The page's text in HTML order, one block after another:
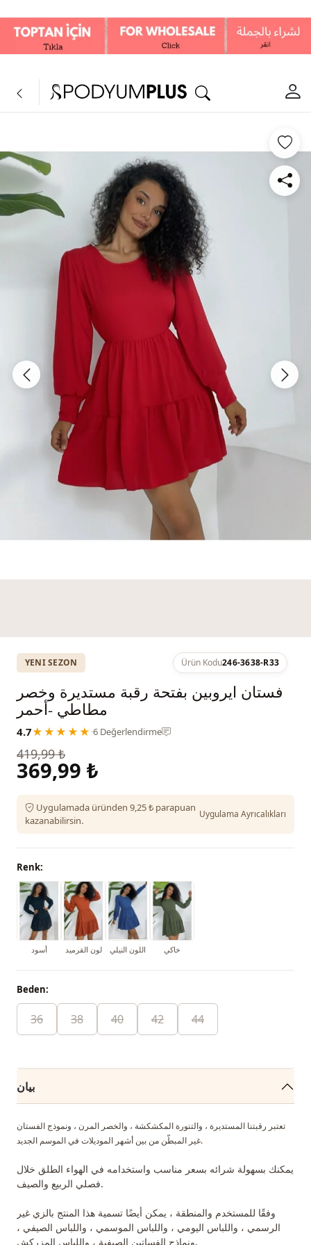
YENI SEZON Ürün Kodu246-3638-R33
فستان ايروبين بفتحة رقبة مستديرة وخصر
مطاطي -أحمر
4.7★★★★★ ·6 Değerlendirme
419,99 ₺
369,99 ₺
Uygulamada üründen 9,25 ₺ parapuan
kazanabilirsin.
Uygulama Ayrıcalıkları
Renk:
أسود لون القرميد اللون النيلي خاكي
Beden:
36 38 40 42 44
بيان
تعتبر رقبتنا المستديرة ، والتنورة المكشكشة ، والخصر المرن ، ونموذج الفستان
غير المبطّن من بين أشهر الموديلات في الموسم الجديد.
يمكنك بسهولة شرائه بسعر مناسب واستخدامه في الهواء الطلق خلال
فصلي الربيع والصيف.
وفقًا للمستخدم والمنطقة ، يمكن أيضًا تسمية هذا المنتج بالزي غير
الرسمي ، واللباس اليومي ، واللباس الموسمي ، واللباس الصيفي ،
ونماذج الفساتين الصيفية ، واللباس المزركش.